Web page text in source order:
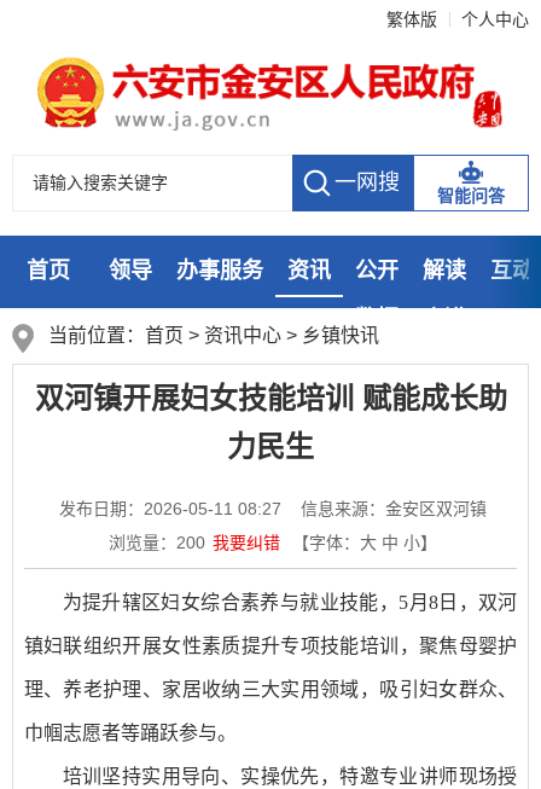
繁体版 个人中心
智能问答
首页 领导 办事服务 资讯 公开 解读
互动
当前位置： 首页 > 资讯中心 > 乡镇快讯
双河镇开展妇女技能培训 赋能成长助
力民生
发布日期：2026-05-11 08:27
信息来源：金安区双河镇
浏览量： 200 我要纠错 【字体： 大 中 小】
为提升辖区妇女综合素养与就业技能，5月8日，双河
镇妇联组织开展女性素质提升专项技能培训，聚焦母婴护
理、养老护理、家居收纳三大实用领域，吸引妇女群众、
巾帼志愿者等踊跃参与。
培训坚持实用导向、实操优先，特邀专业讲师现场授